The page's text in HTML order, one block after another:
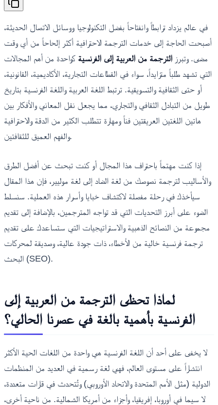
في عالم يزداد ترابطاً وانفتاحاً بفضل التكنولوجيا ووسائل الاتصال الحديثة،
أصبحت الحاجة إلى خدمات الترجمة الاحترافية أكثر إلحاحاً من أي وقت
مضى. وتبرز الترجمة من العربية إلى الفرنسية كواحدة من أهم المجالات
التي تشهد طلباً متزايداً، سواء في القطاعات التجارية، الأكاديمية، القانونية،
أو حتى الثقافية والتسويقية. ترتبط اللغة العربية واللغة الفرنسية بتاريخ
طويل من التبادل الثقافي والتجاري، مما يجعل نقل المعاني والأفكار بين
هاتين اللغتين العريقتين فناً ومهارة تتطلب الكثير من الدقة والاحترافية
والفهم العميق للثقافتين.
إذا كنت مهتماً باحتراف هذا المجال أو كنت تبحث عن أفضل الطرق
والأساليب لترجمة نصوصك من لغة الضاد إلى لغة موليير، فإن هذا المقال
سيأخذك في رحلة مفصلة لاكتشاف خبايا وأسرار هذه العملية. سنسلط
الضوء على أبرز التحديات التي قد تواجه المترجمين، بالإضافة إلى تقديم
مجموعة من النصائح الذهبية والاستراتيجيات التي ستساعدك على تقديم
ترجمة فرنسية خالية من الأخطاء، ذات جودة عالية، وصديقة لمحركات
البحث (SEO).
لماذا تحظى الترجمة من العربية إلى
الفرنسية بأهمية بالغة في عصرنا الحالي؟
لا يخفى على أحد أن اللغة الفرنسية هي واحدة من اللغات الحية الأكثر
انتشاراً على مستوى العالم، فهي لغة رسمية في العديد من المنظمات
الدولية (مثل الأمم المتحدة والاتحاد الأوروبي) وتُتحدث في قارات متعددة،
لا سيما في أوروبا، إفريقيا، وأجزاء من أمريكا الشمالية. من ناحية أخرى،